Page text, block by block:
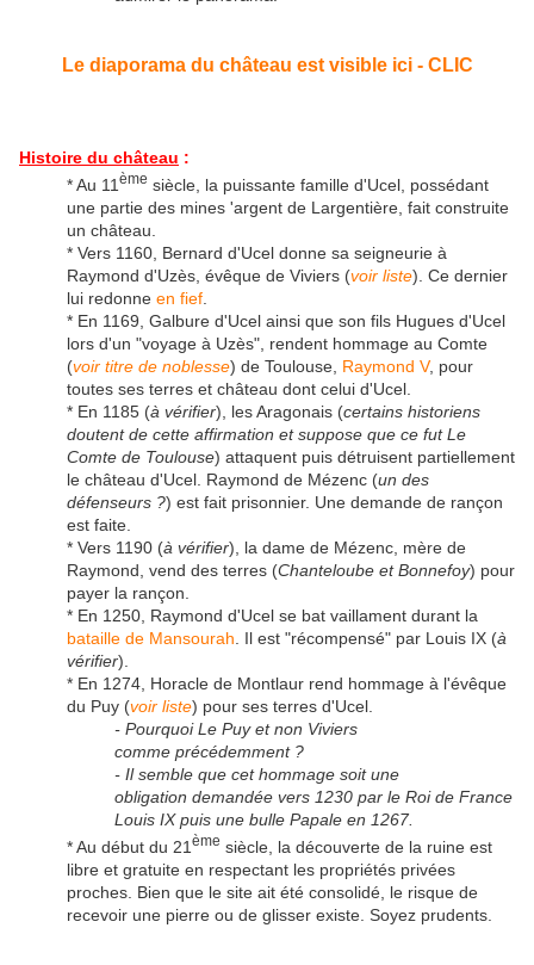
Le diaporama du château est visible ici - CLIC
Histoire du château :
* Au 11 ème siècle, la puissante famille d'Ucel, possédant
une partie des mines 'argent de Largentière, fait construite
un château.
* Vers 1160, Bernard d'Ucel donne sa seigneurie à
Raymond d'Uzès, évêque de Viviers (voir liste). Ce dernier
lui redonne en fief
* En 1169, Galbure d'Ucel ainsi que son fils Hugues d'Ucel
lors d'un "voyage à Uzès", rendent hommage au Comte
(voir titre de noblesse) de Toulouse, Raymond V, pour
toutes ses terres et château dont celui d'Ucel.
* En 1185 (à vérifier), les Aragonais (certains historiens
doutent de cette affirmation et suppose que ce fut Le
Comte de Toulouse) attaquent puis détruisent partiellement
le château d'Ucel. Raymond de Mézenc (un des
défenseurs ?) est fait prisonnier. Une demande de rançon
est faite.
* Vers 1190 (à vérifier), la dame de Mézenc, mère de
Raymond, vend des terres (Chanteloube et Bonnefoy) pour
payer la rançon.
* En 1250, Raymond d'Ucel se bat vaillament durant la
bataille de Mansourah . Il est "récompensé" par Louis IX (à
vérifier).
* En 1274, Horacle de Montlaur rend hommage à l'évêque
du Puy (voir liste) pour ses terres d'Ucel.
- Pourquoi Le Puy et non Viviers
comme précédemment ?
- Il semble que cet hommage soit une
obligation demandée vers 1230 par le Roi de France
Louis IX puis une bulle Papale en 1267.
* Au début du 21 ème siècle, la découverte de la ruine est
libre et gratuite en respectant les propriétés privées
proches. Bien que le site ait été consolidé, le risque de
recevoir une pierre ou de glisser existe. Soyez prudents.